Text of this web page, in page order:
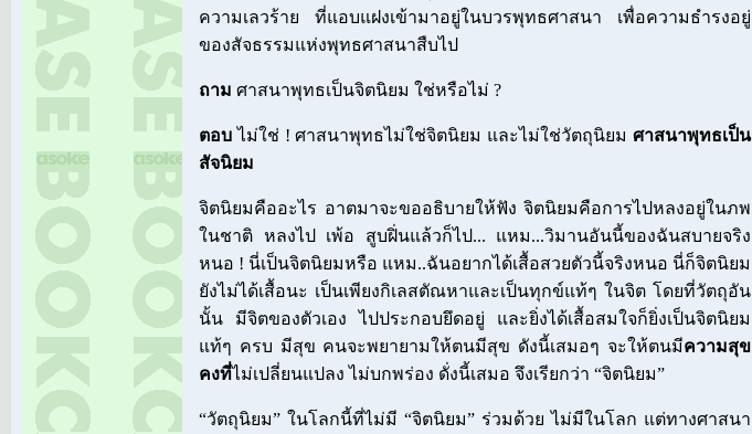
ความเลวร้าย ที่แอบแฝงเข้ามาอยู่ในบวรพุทธศาสนา เพื่อความธำรงอยู่
ของสัจธรรมแห่งพุทธศาสนาสืบไป
ถาม ศาสนาพุทธเป็นจิตนิยม ใช่หรือไม่ ?
ตอบ ไม่ใช่ ! ศาสนาพุทธไม่ใช่จิตนิยม และไม่ใช่วัตถุนิยม ศาสนาพุทธเป็น
สัจนิยม
จิตนิยมคืออะไร อาตมาจะขออธิบายให้ฟัง จิตนิยมคือการไปหลงอยู่ในภพ
ในชาติ หลงไป เพ้อ สูบฝิ่นแล้วก็ไป... แหม...วิมานอันนี้ของฉันสบายจริง
หนอ ! นี่เป็นจิตนิยมหรือ แหม..ฉันอยากได้เสื้อสวยตัวนี้จริงหนอ นี่ก็จิตนิยม
ยังไม่ได้เสื้อนะ เป็นเพียงกิเลสตัณหาและเป็นทุกข์แท้ๆ ในจิต โดยที่วัตถุอัน
นั้น มีจิตของตัวเอง ไปประกอบยึดอยู่ และยิ่งได้เสื้อสมใจก็ยิ่งเป็นจิตนิยม
แท้ๆ ครบ มีสุข คนจะพยายามให้ตนมีสุข ดังนี้เสมอๆ จะให้ตนมีความสุข
คงที่ไม่เปลี่ยนแปลง ไม่บกพร่อง ดั่งนี้เสมอ จึงเรียกว่า “จิตนิยม”
“วัตถุนิยม” ในโลกนี้ที่ไม่มี “จิตนิยม” ร่วมด้วย ไม่มีในโลก แต่ทางศาสนา